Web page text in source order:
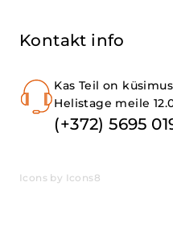
Kontakt info
Kas Teil on
Helistage meile
(+372) 5695
Icons by Icons8